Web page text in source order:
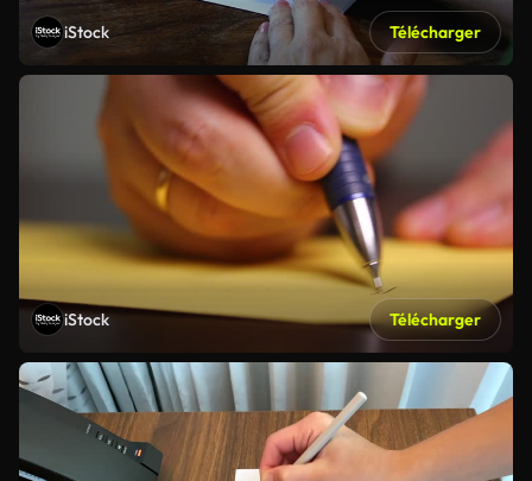
iStock Télécharger
iStock Télécharger